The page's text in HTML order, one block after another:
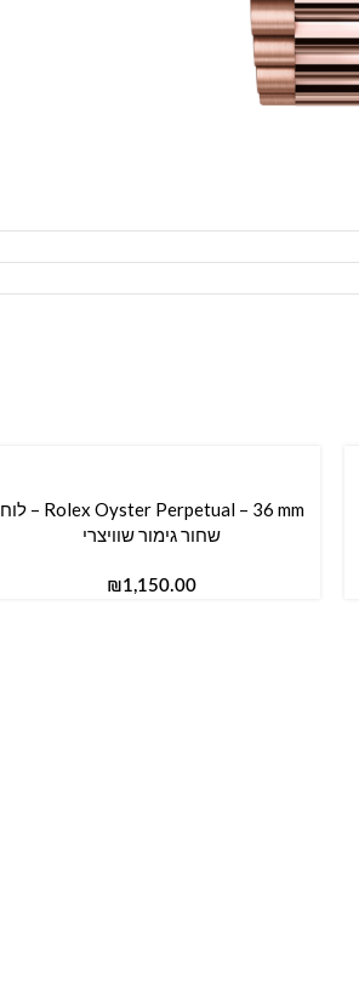
הוספה לסל
Rolex Oyster Perpetual – 36 mm – לוח
שחור גימור שוויצרי
₪